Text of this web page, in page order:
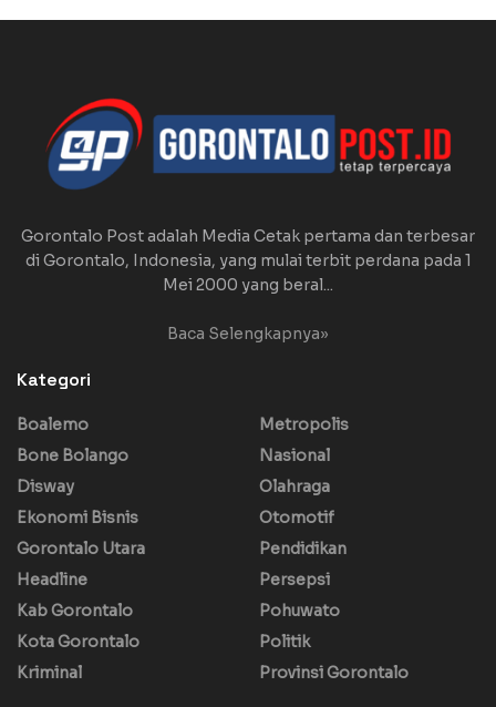
Gorontalo Post adalah Media Cetak pertama dan terbesar
di Gorontalo, Indonesia, yang mulai terbit perdana pada 1
Mei 2000 yang beral...
Baca Selengkapnya»
Kategori
Boalemo
Bone Bolango
Disway
Ekonomi Bisnis
Gorontalo Utara
Headline
Kab Gorontalo
Kota Gorontalo
Kriminal
Metropolis
Nasional
Olahraga
Otomotif
Pendidikan
Persepsi
Pohuwato
Politik
Provinsi Gorontalo